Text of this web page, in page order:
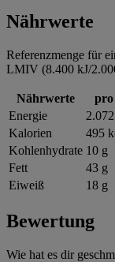
Nährwerte
Referenzmenge für
LMIV (8.400 kJ/
Nährwerte
Energie
Kalorien
495
Kohlenhydrate 10 g
Fett
43 g
Eiweiß
18 g
Bewertung
Wie hat es dir